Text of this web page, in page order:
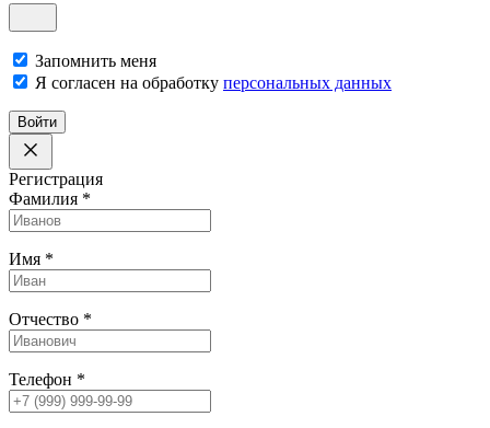
Запомнить меня
Я согласен на обработку персональных данных
Войти
Регистрация
Фамилия *
Имя *
Отчество *
Телефон *